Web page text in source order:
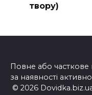
твору)
Повне або часткове
за наявності
© 2026